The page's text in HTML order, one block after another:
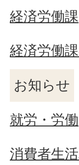
経済労働課
経済労働
お知らせ
就労・労働
消費者生